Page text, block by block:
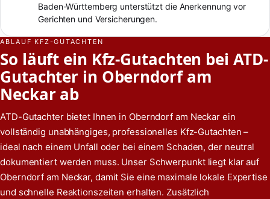
Baden-Württemberg unterstützt die Anerkennung vor
Gerichten und Versicherungen.
ABLAUF KFZ-GUTACHTEN
So läuft ein Kfz-Gutachten bei ATD-
Gutachter in Oberndorf am
Neckar ab
ATD-Gutachter bietet Ihnen in Oberndorf am Neckar ein
vollständig unabhängiges, professionelles Kfz-Gutachten –
ideal nach einem Unfall oder bei einem Schaden, der neutral
dokumentiert werden muss. Unser Schwerpunkt liegt klar auf
Oberndorf am Neckar, damit Sie eine maximale lokale Expertise
und schnelle Reaktionszeiten erhalten. Zusätzlich